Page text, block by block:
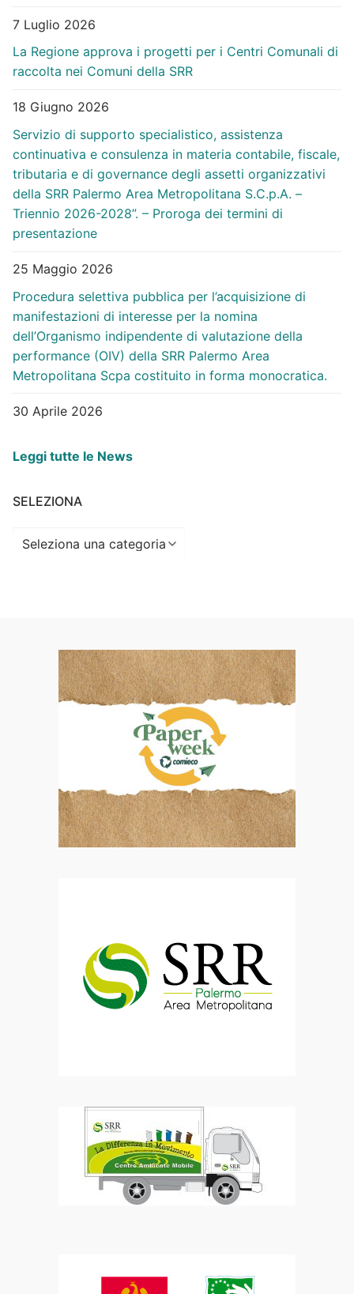
7 Luglio 2026
La Regione approva i progetti per i Centri Comunali di
raccolta nei Comuni della SRR
18 Giugno 2026
Servizio di supporto specialistico, assistenza
continuativa e consulenza in materia contabile, fiscale,
tributaria e di governance degli assetti organizzativi
della SRR Palermo Area Metropolitana S.C.p.A. –
Triennio 2026-2028”. – Proroga dei termini di
presentazione
25 Maggio 2026
Procedura selettiva pubblica per l’acquisizione di
manifestazioni di interesse per la nomina
dell’Organismo indipendente di valutazione della
performance (OIV) della SRR Palermo Area
Metropolitana Scpa costituito in forma monocratica.
30 Aprile 2026
Leggi tutte le News
SELEZIONA
Seleziona